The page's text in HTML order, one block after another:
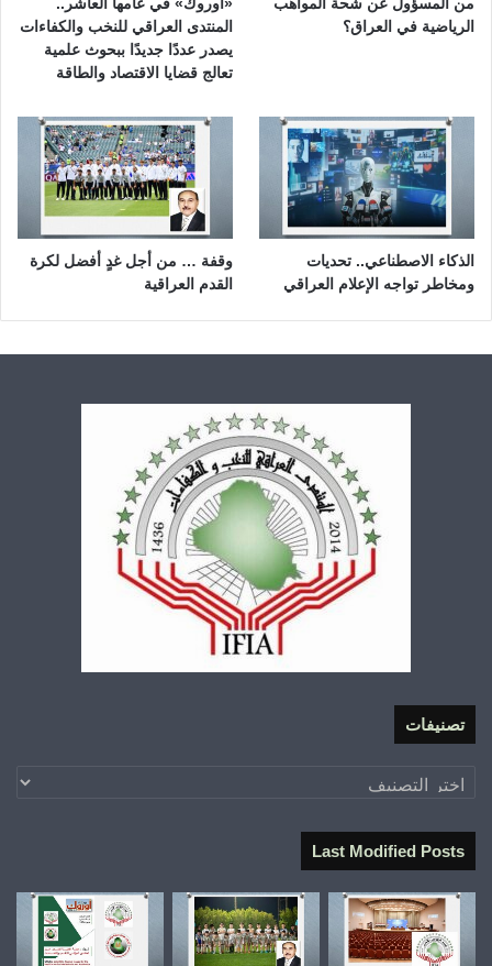
من المسؤول عن شحة المواهب
الرياضية في العراق؟
«أوروك» في عامها العاشر..
المنتدى العراقي للنخب والكفاءات
يصدر عددًا جديدًا ببحوث علمية
تعالج قضايا الاقتصاد والطاقة
الذكاء الاصطناعي.. تحديات
ومخاطر تواجه الإعلام العراقي
وقفة … من أجل غدٍ أفضل لكرة
القدم العراقية
تصنيفات
تصنيفات
Last Modified Posts